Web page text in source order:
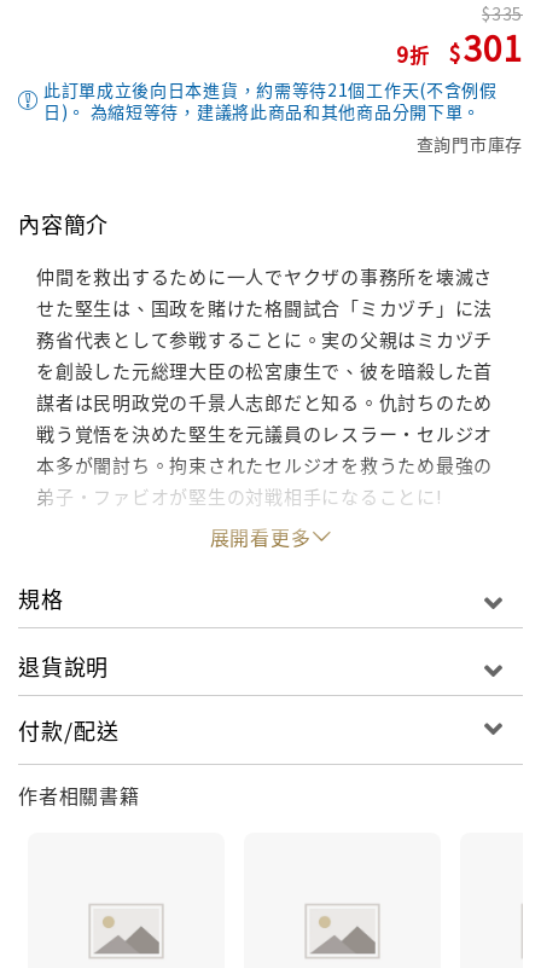
9
335
301
此訂單成立後向日本進貨，約需等待21個工作天(不含例假
日)。 為縮短等待，建議將此商品和其他商品分開下單。
查詢門市庫存
內容簡介
仲間を救出するために一人でヤクザの事務所を壊滅さ
せた堅生は、国政を賭けた格闘試合「ミカヅチ」に法
務省代表として参戦することに。実の父親はミカヅチ
を創設した元総理大臣の松宮康生で、彼を暗殺した首
謀者は民明政党の千景人志郎だと知る。仇討ちのため
戦う覚悟を決めた堅生を元議員のレスラー・セルジオ
本多が闇討ち。拘束されたセルジオを救うため最強の
弟子・ファビオが堅生の対戦相手になることに!
展開看更多
規格
退貨說明
付款/配送
作者相關書籍